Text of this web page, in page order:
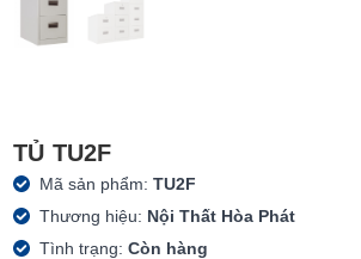
TỦ TU2F
Mã sản phẩm:TU2F
Thương hiệu: Nội Thất Hòa Phát
Tình trạng:Còn hàng